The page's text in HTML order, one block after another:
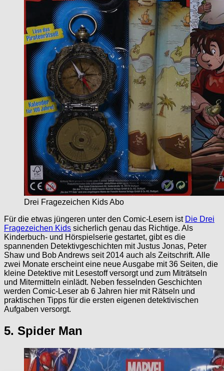
Drei Fragezeichen Kids Abo
Für die etwas jüngeren unter den Comic-Lesern ist Die Drei
Fragezeichen Kids sicherlich genau das Richtige. Als
Kinderbuch- und Hörspielserie gestartet, gibt es die
spannenden Detektivgeschichten mit Justus Jonas, Peter
Shaw und Bob Andrews seit 2014 auch als Zeitschrift. Alle
zwei Monate erscheint eine neue Ausgabe mit 36 Seiten, die
kleine Detektive mit Lesestoff versorgt und zum Miträtseln
und Mitermitteln einlädt. Neben fesselnden Geschichten
werden Comic-Leser ab 6 Jahren hier mit Rätseln und
praktischen Tipps für die ersten eigenen detektivischen
Aufgaben versorgt.
5. Spider Man